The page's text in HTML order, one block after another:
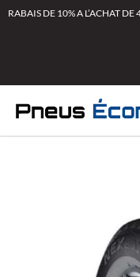
AllerRABAIS DE 10% A L’ACHAT